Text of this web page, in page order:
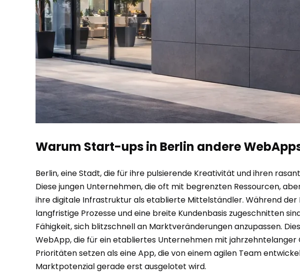
Warum Start-ups in Berlin andere
Berlin, eine Stadt, die für ihre pulsierende Kreativität und ihren
Diese jungen Unternehmen, die oft mit begrenzten Ressourcen,
ihre digitale Infrastruktur als etablierte Mittelständler. Während
langfristige Prozesse und eine breite Kundenbasis zugeschnitten
Fähigkeit, sich blitzschnell an Marktveränderungen anzupassen.
WebApp, die für ein etabliertes Unternehmen mit
Prioritäten setzen als eine App, die von einem agilen Team
Marktpotenzial gerade erst ausgelotet wird.